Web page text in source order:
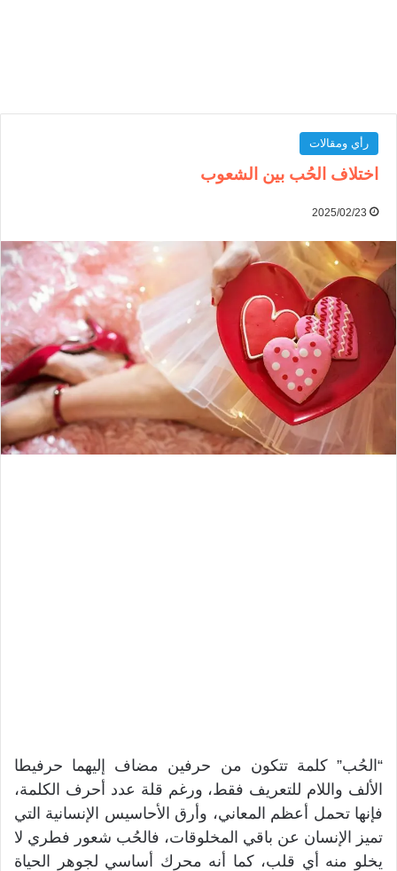
رأي ومقالات
اختلاف الحُب بين الشعوب
2025/02/23
“الحُب” كلمة تتكون من حرفين مضاف إليهما حرفيطا
الألف واللام للتعريف فقط، ورغم قلة عدد أحرف الكلمة،
فإنها تحمل أعظم المعاني، وأرق الأحاسيس الإنسانية التي
تميز الإنسان عن باقي المخلوقات، فالحُب شعور فطري لا
يخلو منه أي قلب، كما أنه محرك أساسي لجوهر الحياة